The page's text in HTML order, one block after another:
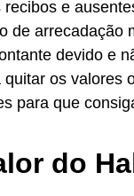
recibos e
de arrecadação
devido e
quitar os valores
para que
do